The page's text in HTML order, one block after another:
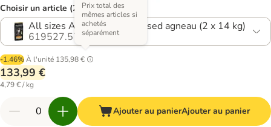
Choisir un article (22 variantes)
All sizes Adult Light Sterilised agneau (2 x 14 kg)
619527.57
-1.46%À l'unité 135,98 €
Prix total des
mêmes articles si
achetés
séparément
133,99 €
4,79 € / kg
Ajouter au panierAjouter au panier